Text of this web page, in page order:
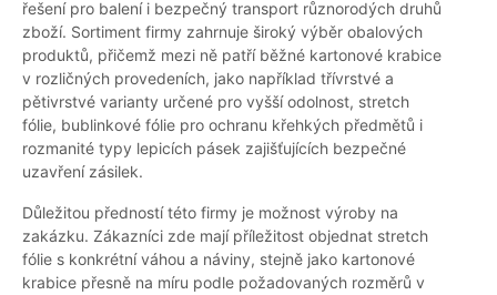
řešení pro balení i bezpečný transport různorodých druhů
zboží. Sortiment firmy zahrnuje široký výběr obalových
produktů, přičemž mezi ně patří běžné kartonové krabice
v rozličných provedeních, jako například třívrstvé a
pětivrstvé varianty určené pro vyšší odolnost, stretch
fólie, bublinkové fólie pro ochranu křehkých předmětů i
rozmanité typy lepicích pásek zajišťujících bezpečné
uzavření zásilek.
Důležitou předností této firmy je možnost výroby na
zakázku. Zákazníci zde mají příležitost objednat stretch
fólie s konkrétní váhou a náviny, stejně jako kartonové
krabice přesně na míru podle požadovaných rozměrů v